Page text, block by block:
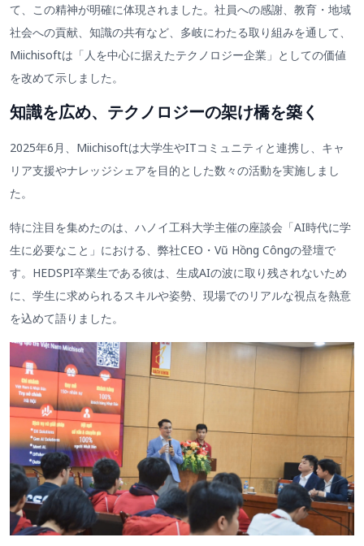
て、この精神が明確に体現されました。社員への感謝、教育・地域
社会への貢献、知識の共有など、多岐にわたる取り組みを通して、
Miichisoftは「人を中心に据えたテクノロジー企業」としての価値
を改めて示しました。
知識を広め、テクノロジーの架け橋を築く
2025年6月、Miichisoftは大学生やITコミュニティと連携し、キャ
リア支援やナレッジシェアを目的とした数々の活動を実施しまし
た。
特に注目を集めたのは、ハノイ工科大学主催の座談会「AI時代に学
生に必要なこと」における、弊社CEO・Vũ Hồng Côngの登壇で
す。HEDSPI卒業生である彼は、生成AIの波に取り残されないため
に、学生に求められるスキルや姿勢、現場でのリアルな視点を熱意
を込めて語りました。